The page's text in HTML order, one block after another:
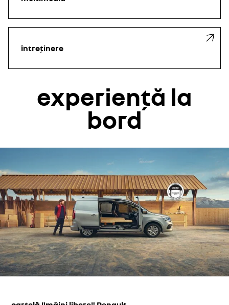
întreținere
experiență la
bord